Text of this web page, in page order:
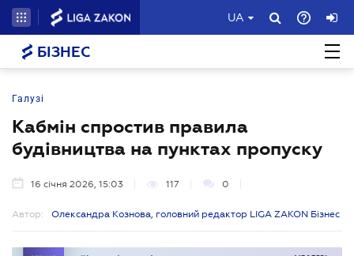
UA
БІЗНЕС
Галузі
Кабмін спростив правила
будівництва на пунктах пропуску
16 січня 2026, 15:03 117 0
Автор: Олександра Кознова, головний редактор LIGA ZAKON Бізнес